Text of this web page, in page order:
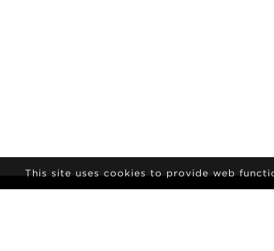
This site uses cookies to provide web